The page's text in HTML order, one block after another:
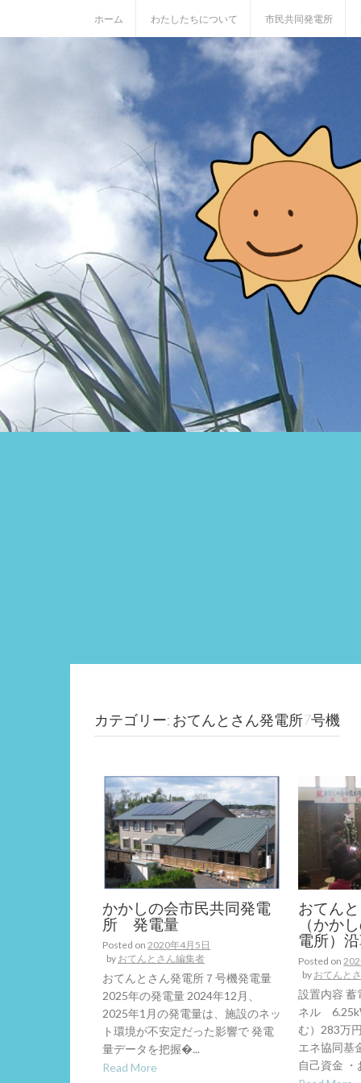
i
ホーム わたしたちについて 市民共同発電所
カテゴリー: おてんとさん発電所7号機
かかしの会市民共同発電
所 発電量
Posted on 2020年4月5日
by おてんとさん編集者
おてんとさん発電所７号機発電量
2025年の発電量 2024年12月、
2025年1月の発電量は、施設のネッ
ト環境が不安定だった影響で 発電
量データを把握�...
Read More
おてん
（かか
電所）
Posted on
by おてんと
設置内容
ネル
む）283万
エネ協同基
自己資金